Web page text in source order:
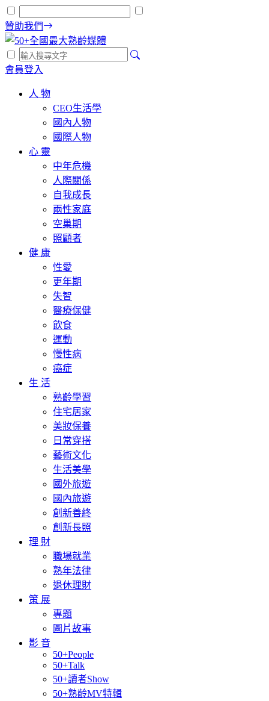
贊助我們
會員登入
人 物
CEO生活學
國內人物
國際人物
心 靈
中年危機
人際關係
自我成長
兩性家庭
空巢期
照顧者
健 康
性愛
更年期
失智
醫療保健
飲食
運動
慢性病
癌症
生 活
熟齡學習
住宅居家
美妝保養
日常穿搭
藝術文化
生活美學
國外旅遊
國內旅遊
創新善終
創新長照
理 財
職場就業
熟年法律
退休理財
策 展
專題
圖片故事
影 音
50+People
50+Talk
50+讀者Show
50+熟齡MV特輯